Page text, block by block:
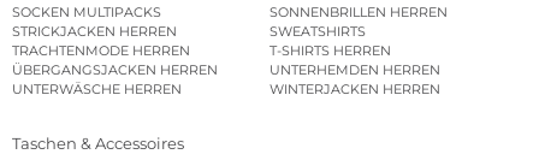
SOCKEN MULTIPACKS
SONNENBRILLEN HERREN
STRICKJACKEN HERREN
SWEATSHIRTS
TRACHTENMODE HERREN
T-SHIRTS HERREN
ÜBERGANGSJACKEN HERREN
UNTERHEMDEN HERREN
UNTERWÄSCHE HERREN
WINTERJACKEN HERREN
Taschen & Accessoires